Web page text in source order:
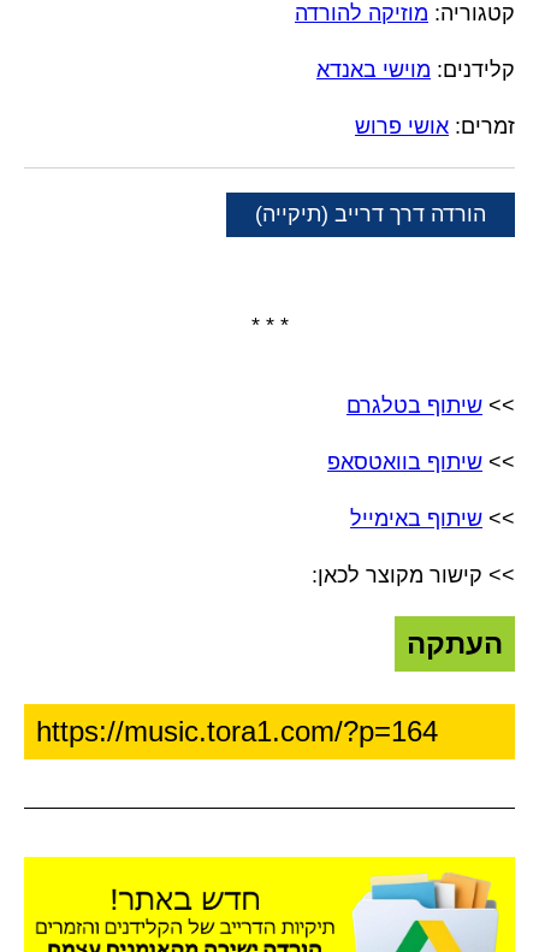
קטגוריה: מוזיקה להורדה
קלידנים: מוישי באנדא
זמרים: אושי פרוש
הורדה דרך דרייב (תיקייה)
* * *
>> שיתוף בטלגרם
>> שיתוף בוואטסאפ
>> שיתוף באימייל
>> קישור מקוצר לכאן:
העתקה